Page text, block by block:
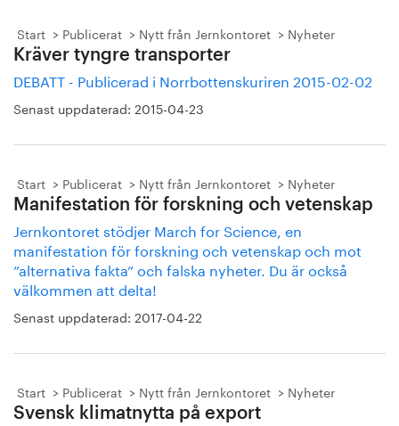
Start Publicerat Nytt från Jernkontoret Nyheter
Kräver tyngre transporter
DEBATT - Publicerad i Norrbottenskuriren 2015-02-02
Senast uppdaterad: 2015-04-23
Start Publicerat Nytt från Jernkontoret Nyheter
Manifestation för forskning och vetenskap
Jernkontoret stödjer March for Science, en
manifestation för forskning och vetenskap och mot
”alternativa fakta” och falska nyheter. Du är också
välkommen att delta!
Senast uppdaterad: 2017-04-22
Start Publicerat Nytt från Jernkontoret Nyheter
Svensk klimatnytta på export